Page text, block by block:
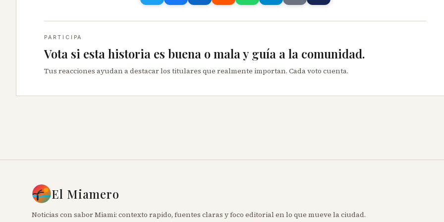
PARTICIPA
Vota si esta historia es buena o mala y guía a la comunidad.
Tus reacciones ayudan a destacar los titulares que realmente importan. Cada voto cuenta.
El Miamero
Noticias con sabor Miami: contexto rapido, fuentes claras y foco editorial en lo que mueve la ciudad.